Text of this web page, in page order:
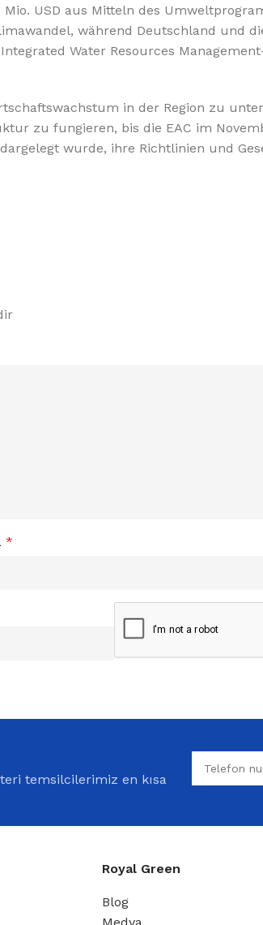
Softlime Serisi
Evtipi su arıtma cihazları
USD aus Mitteln des
während Deutschland und
Water Resources
in der Region zu
zu fungieren, bis die EAC im
wurde, ihre Richtlinien und
*
temsilcilerimiz en kısa
Royal Green
Blog